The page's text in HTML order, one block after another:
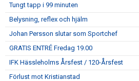
Tungt tapp i 99 minuten
Belysning, reflex och hjälm
Johan Persson slutar som Sportchef
GRATIS ENTRÉ Fredag 19.00
IFK Hässleholms Årsfest / 120-Årsfest
Förlust mot Kristianstad